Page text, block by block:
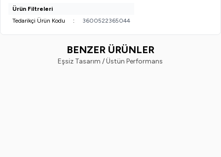
Ürün Filtreleri
Tedarikçi Ürün Kodu
: 3600522365044
BENZER ÜRÜNLER
Eşsiz Tasarım / Üstün Performans